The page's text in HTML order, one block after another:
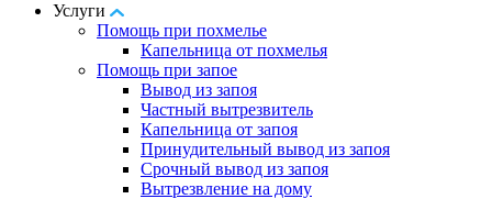
Услуги
Помощь при похмелье
Капельница от похмелья
Помощь при запое
Вывод из запоя
Частный вытрезвитель
Капельница от запоя
Принудительный вывод из запоя
Срочный вывод из запоя
Вытрезвление на дому